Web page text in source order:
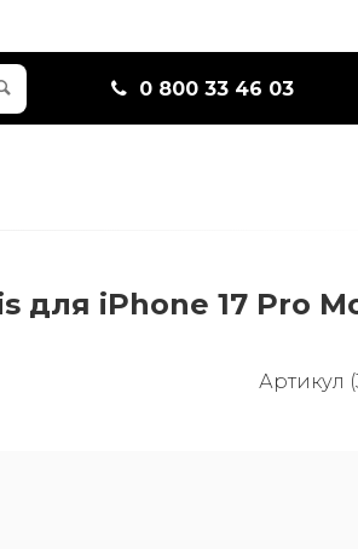
0 800 33 46 03
для iPhone 17 Pro
Артикул